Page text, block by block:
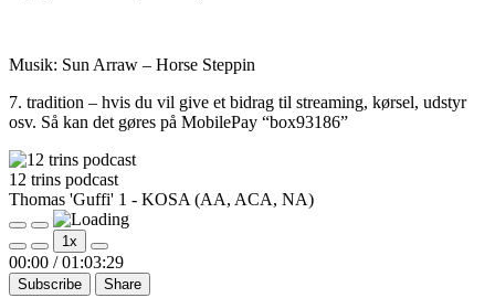
Musik: Sun Arraw – Horse Steppin
7. tradition – hvis du vil give et bidrag til streaming, kørsel, udstyr
osv. Så kan det gøres på MobilePay “box93186”
12 trins podcast
Thomas 'Guffi' 1 - KOSA (AA, ACA, NA)
Play
Episode
Pause
Episode
1x
00:00 / 01:03:29
Subscribe Share